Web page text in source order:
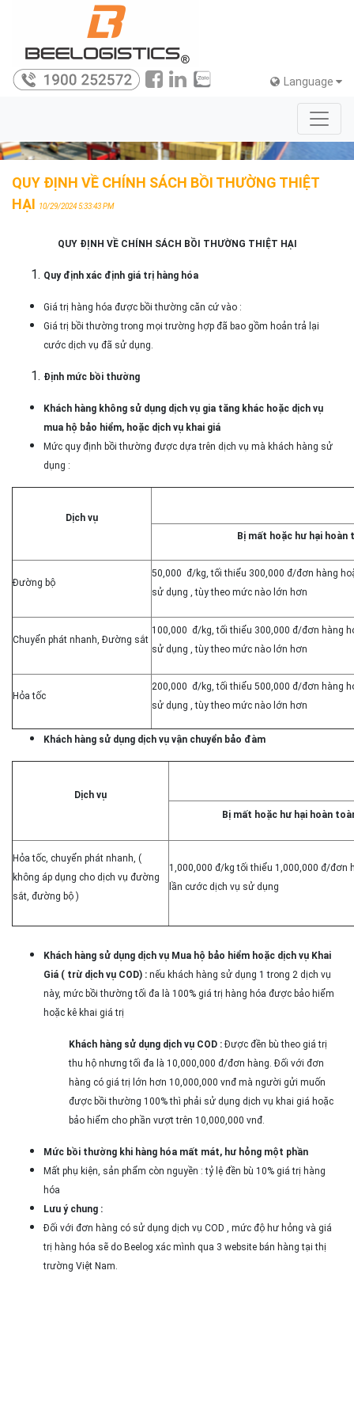
Language
QUY ĐỊNH VỀ CHÍNH SÁCH BỒI THƯỜNG THIỆT
HẠI 10/29/2024 5:33:43 PM
QUY ĐỊNH VỀ CHÍNH SÁCH BỒI THƯỜNG THIỆT HẠI
Quy định xác định giá trị hàng hóa
Giá trị hàng hóa được bồi thường căn cứ vào :
Giá trị bồi thường trong mọi trường hợp đã bao gồm hoản trả lại
cước dịch vụ đã sử dụng.
Định mức bồi thường
Khách hàng không sử dụng dịch vụ gia tăng khác hoặc dịch vụ
mua hộ bảo hiểm, hoặc dịch vụ khai giá
Mức quy định bồi thường được dựa trên dịch vụ mà khách hàng sử
dụng :
Dịch vụ
Bị mất hoặc hư hại hoàn
Đường bộ
50,000 đ/kg, tối thiểu 300,000 đ/đơn hàng
sử dụng , tùy theo mức nào lớn hơn
Chuyển phát nhanh, Đường sắt
100,000 đ/kg, tối thiểu 300,000 đ/đơn hàng
sử dụng , tùy theo mức nào lớn hơn
Hỏa tốc
200,000 đ/kg, tối thiểu 500,000 đ/đơn hàng
sử dụng , tùy theo mức nào lớn hơn
Khách hàng sử dụng dịch vụ vận chuyển bảo đàm
Dịch vụ
Bị mất hoặc hư hại hoàn
Hỏa tốc, chuyển phát nhanh, (
không áp dụng cho dịch vụ đường
sắt, đường bộ )
1,000,000 đ/kg tối thiểu 1,000,000 đ/đơn
lần cước dịch vụ sử dụng
Khách hàng sử dụng dịch vụ Mua hộ bảo hiểm hoặc dịch vụ Khai
Giá ( trừ dịch vụ COD) : nếu khách hàng sử dụng 1 trong 2 dịch vụ
này, mức bồi thường tối đa là 100% giá trị hàng hóa được bảo hiểm
hoặc kê khai giá trị
Khách hàng sử dụng dịch vụ COD : Được đền bù theo giá trị
thu hộ nhưng tối đa là 10,000,000 đ/đơn hàng. Đối với đơn
hàng có giá trị lớn hơn 10,000,000 vnđ mà người gửi muốn
được bồi thường 100% thì phải sử dụng dịch vụ khai giá hoặc
bảo hiểm cho phần vượt trên 10,000,000 vnđ.
Mức bồi thường khi hàng hóa mất mát, hư hỏng một phần
Mất phụ kiện, sản phẩm còn nguyền : tỷ lệ đền bù 10% giá trị hàng
hóa
Lưu ý chung :
Đối với đơn hàng có sử dụng dịch vụ COD , mức độ hư hỏng và giá
trị hàng hóa sẽ do Beelog xác mình qua 3 website bán hàng tại thị
trường Việt Nam.